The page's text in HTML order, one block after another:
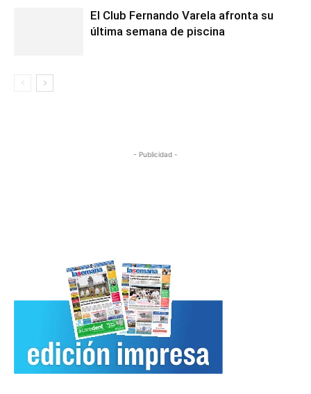
El Club Fernando Varela afronta su
última semana de piscina
- Publicidad -